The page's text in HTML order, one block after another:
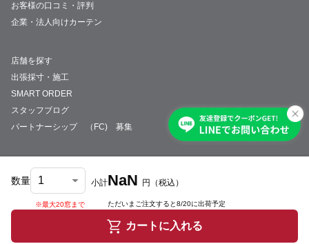
数量
※最大20窓まで
小計NaN 円 （税込）
ただいまご注文すると8/20に出荷予定
カートに入れる
お客様の口コミ・評判
企業・法人向けカーテン
店舗を探す
出張採寸・施工
SMART ORDER
スタッフブログ
パートナーシップ （FC) 募集
会社概要 採用情報特定商取引法について
© JUST CURTAIN